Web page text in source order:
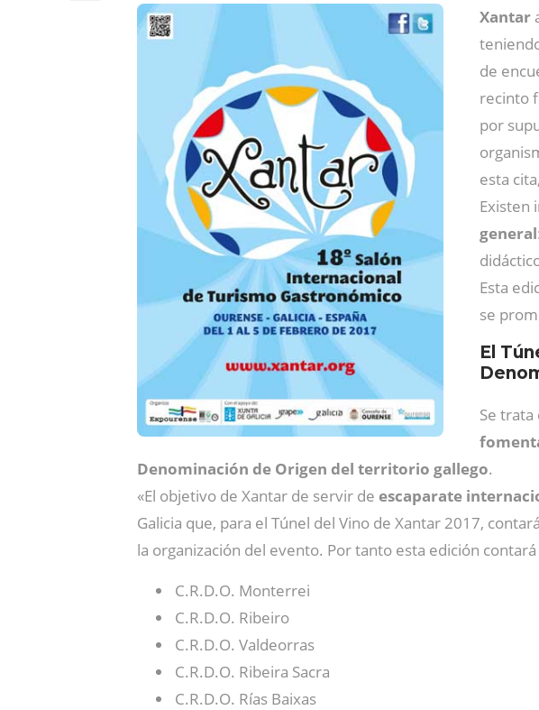
Xantar
de
recinto
por
esta
Existen
general:
Esta
se
El
Se trata
Denominación de Origen del territorio gallego.
«El objetivo de Xantar de servir de escaparate
Galicia que, para el Túnel del Vino de Xantar 2017,
la organización del evento. Por tanto esta edición
C.R.D.O. Monterrei
C.R.D.O. Ribeiro
C.R.D.O. Valdeorras
C.R.D.O. Ribeira Sacra
C.R.D.O. Rías Baixas